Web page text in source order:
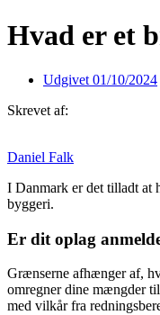
Hvad er et
Udgivet 01/10/2024
Skrevet af:
Daniel Falk
I Danmark er det tilladt at
byggeri.
Er dit oplag
Grænserne afhænger af,
omregner dine mængder
med vilkår fra